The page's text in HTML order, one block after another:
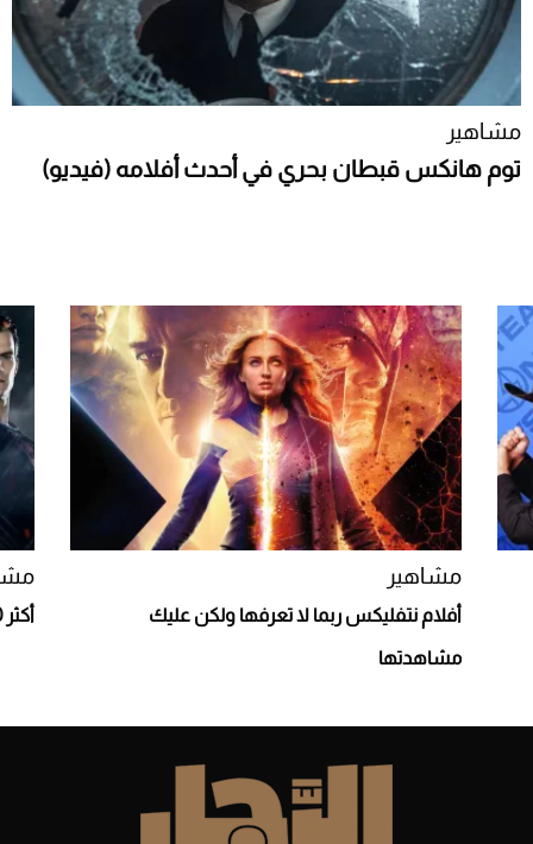
مشاهير
توم هانكس قبطان بحري في أحدث أفلامه (فيديو)
مشاهير
أفلام نتفليكس ربما لا تعرفها ولكن عليك
مشاهدتها
أكثر 10 أفلام تكلفة في تاريخ هوليوود (فيديو)